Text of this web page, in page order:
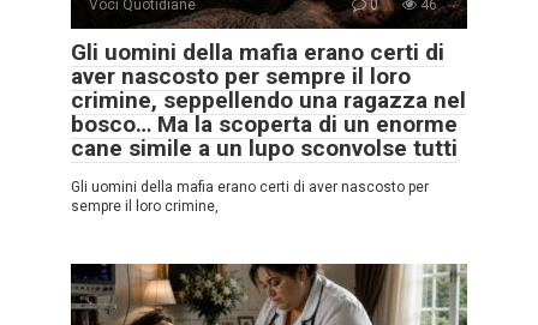
Voci Quotidiane 0 46
Gli uomini della mafia erano certi di
aver nascosto per sempre il loro
crimine, seppellendo una ragazza nel
bosco… Ma la scoperta di un enorme
cane simile a un lupo sconvolse tutti
Gli uomini della mafia erano certi di aver nascosto per
sempre il loro crimine,